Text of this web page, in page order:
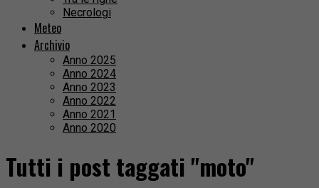
Necrologi
Meteo
Archivio
Anno 2025
Anno 2024
Anno 2023
Anno 2022
Anno 2021
Anno 2020
Tutti i post taggati "moto"